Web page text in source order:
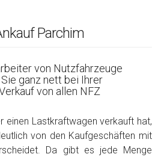
Parchim
von Nutzfahrzeuge
ganz nett bei Ihrer
von allen NFZ
einen Lastkraftwagen verkauft hat,
von den Kaufgeschäften mit
Da gibt es jede Menge